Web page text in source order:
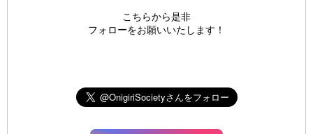
こちらから是非
フォローをお願いいたします！